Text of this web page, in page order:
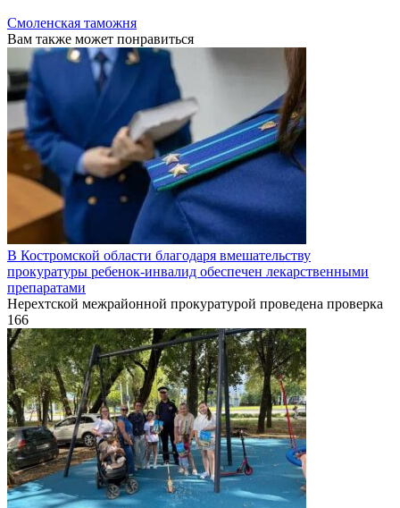
Смоленская таможня
Вам также может понравиться
В Костромской области благодаря вмешательству
прокуратуры ребенок-инвалид обеспечен лекарственными
препаратами
Нерехтской межрайонной прокуратурой проведена проверка
166